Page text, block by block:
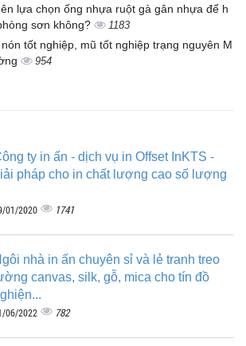
lựa chọn ống nhựa ruột gà gân nhựa để h
sơn không?
1183
tốt nghiệp, mũ tốt nghiệp trạng nguyên M
954
ty in ấn - dịch vụ in Offset InKTS -
pháp cho in chất lượng cao số lượng
01/2020 1741
nhà in ấn chuyên sỉ và lẻ tranh treo
canvas, silk, gỗ, mica cho tín đồ
06/2022 782